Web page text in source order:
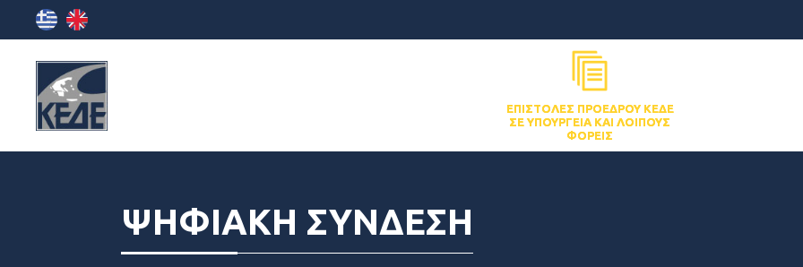
ΕΠΙΣΤΟΛΈΣ ΠΡΟΈΔΡΟΥ ΚΕΔΕ
ΣΕ ΥΠΟΥΡΓΕΊΑ ΚΑΙ ΛΟΙΠΟΎΣ
ΦΟΡΕΊΣ
ΨΗΦΙΑΚΗ ΣΥΝΔΕΣΗ